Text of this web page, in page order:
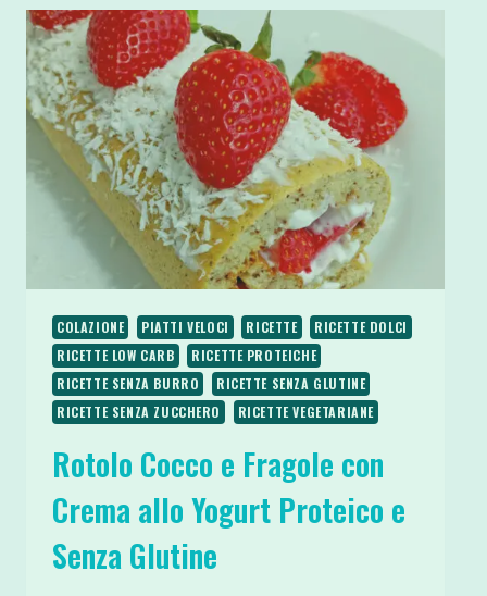
VEGAN
NO
VEGAN
E
SENZA
GLUTINE
COLAZIONE PIATTI VELOCI RICETTE
RICETTE DOLCI
RICETTE LOW CARB
RICETTE PROTEICHE
RICETTE SENZA BURRO
RICETTE SENZA GLUTINE
RICETTE SENZA ZUCCHERO
RICETTE VEGETARIANE
Rotolo Cocco e Fragole con
Crema allo Yogurt Proteico e
Senza Glutine